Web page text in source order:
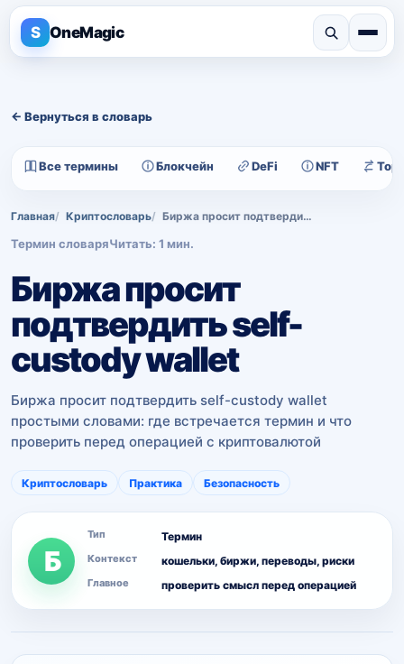
S OneMagic
← Вернуться в словарь
Все термины Блокчейн DeFi NFT
Главная Криптословарь Биржа просит подтвердить self-custody wallet
Термин словаряЧитать: 1 мин.
Биржа просит
подтвердить self-
custody wallet
Биржа просит подтвердить self-custody wallet
простыми словами: где встречается термин и что
проверить перед операцией с криптовалютой
Криптословарь Практика Безопасность
Б
Тип Термин
Контекст кошельки, биржи, переводы, риски
Главное проверить смысл перед операцией